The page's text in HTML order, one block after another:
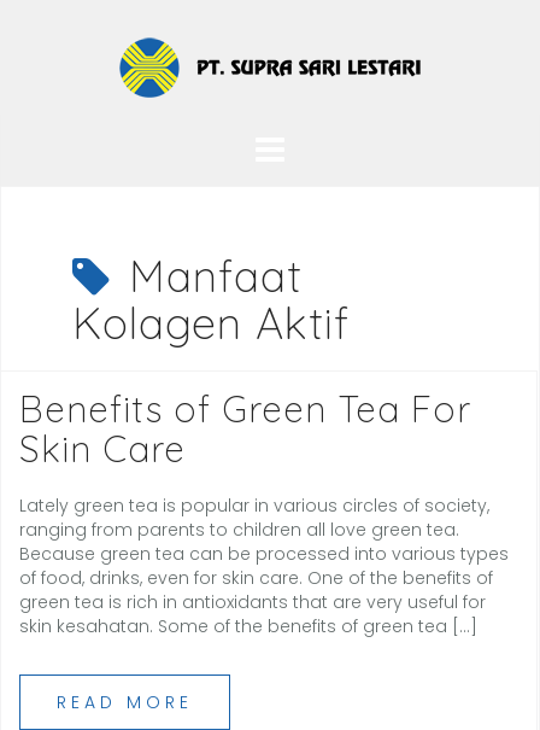
Manfaat
Kolagen Aktif
Benefits of Green Tea For
Skin Care
Lately green tea is popular in various circles of society,
ranging from parents to children all love green tea.
Because green tea can be processed into various types
of food, drinks, even for skin care. One of the benefits of
green tea is rich in antioxidants that are very useful for
skin kesahatan. Some of the benefits of green tea […]
READ MORE